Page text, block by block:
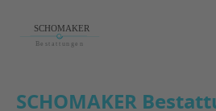
Footer
SCHOMAKER